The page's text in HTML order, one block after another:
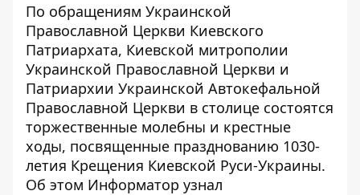
По обращениям Украинской
Православной Церкви Киевского
Патриархата, Киевской митрополии
Украинской Православной Церкви и
Патриархии Украинской Автокефальной
Православной Церкви в столице состоятся
торжественные молебны и крестные
ходы, посвященные празднованию 1030-
летия Крещения Киевской Руси-Украины.
Об этом Информатор узнал